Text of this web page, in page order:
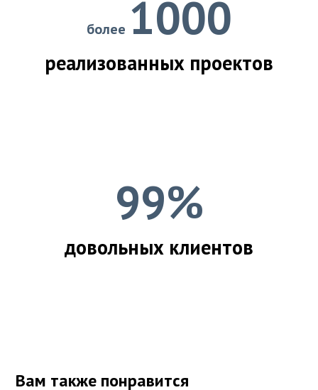
более 1000
реализованных проектов
99%
довольных клиентов
Вам также понравится